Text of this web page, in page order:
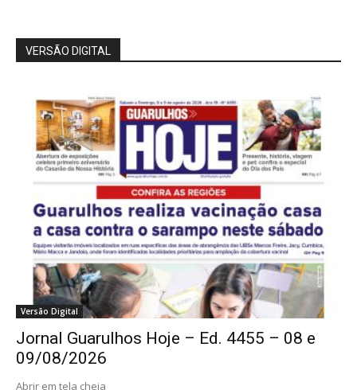
VERSÃO DIGITAL
Versão Digital
Jornal Guarulhos Hoje – Ed. 4455 – 08 e
09/08/2026
Abrir em tela cheia